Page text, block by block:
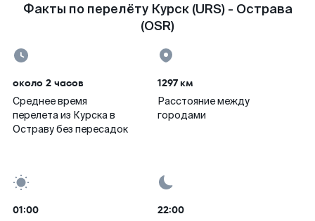
Факты по перелёту Курск (URS) - Острава
(OSR)
около 2 часов
Среднее время
перелета из Курска в
Остраву без пересадок
1297 км
Расстояние между
городами
01:00 22:00